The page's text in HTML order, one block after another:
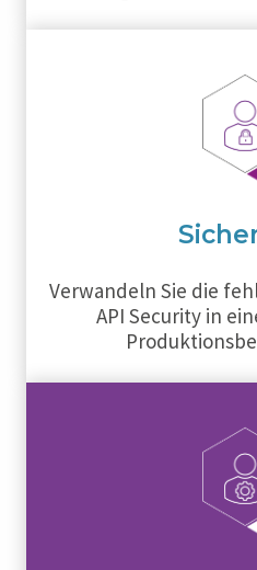
Verwandeln Sie die
API Security in